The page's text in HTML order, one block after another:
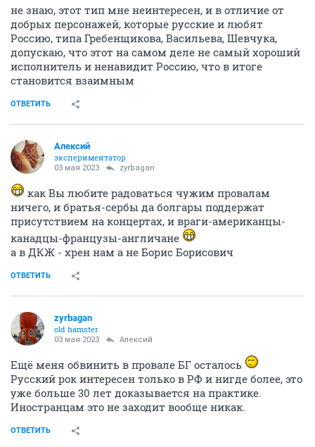
не знаю, этот тип мне неинтересен, и в отличие от
добрых персонажей, которые русские и любят
Россию, типа Гребенщикова, Васильева, Шевчука,
допускаю, что этот на самом деле не самый хороший
исполнитель и ненавидит Россию, что в итоге
становится взаимным
ОТВЕТИТЬ
Алексий
экспериментатор
03 мая 2023 zyrbagan
как Вы любите радоваться чужим провалам
ничего, и братья-сербы да болгары поддержат
присутствием на концертах, и враги-американцы-
канадцы-французы-англичане
а в ДКЖ - хрен нам а не Борис Борисович
ОТВЕТИТЬ
zyrbagan
old hamster
03 мая 2023 Алексий
Ещё меня обвинить в провале БГ осталось
Русский рок интересен только в РФ и нигде более, это
уже больше 30 лет доказывается на практике.
Иностранцам это не заходит вообще никак.
ОТВЕТИТЬ